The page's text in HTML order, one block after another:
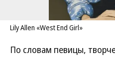
Lily Allen «West End Girl»
По словам певицы,